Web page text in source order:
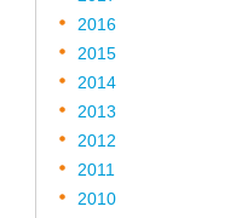
2016
2015
2014
2013
2012
2011
2010